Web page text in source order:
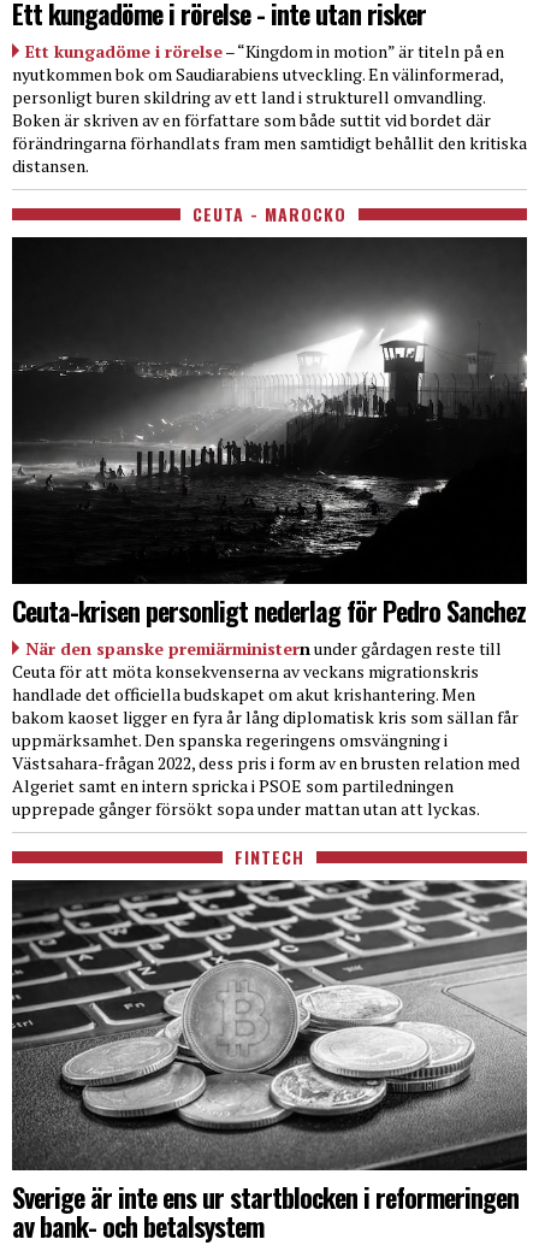
Ett kungadöme i rörelse - inte utan risker
Ett kungadöme i rörelse– “Kingdom in motion” är titeln på en
nyutkommen bok om Saudiarabiens utveckling. En välinformerad,
personligt buren skildring av ett land i strukturell omvandling.
Boken är skriven av en författare som både suttit vid bordet där
förändringarna förhandlats fram men samtidigt behållit den kritiska
distansen.
CEUTA - MAROCKO
Ceuta-krisen personligt nederlag för Pedro Sanchez
När den spanske premiärministernunder gårdagen reste till
Ceuta för att möta konsekvenserna av veckans migrationskris
handlade det officiella budskapet om akut krishantering. Men
bakom kaoset ligger en fyra år lång diplomatisk kris som sällan får
uppmärksamhet. Den spanska regeringens omsvängning i
Västsahara-frågan 2022, dess pris i form av en brusten relation med
Algeriet samt en intern spricka i PSOE som partiledningen
upprepade gånger försökt sopa under mattan utan att lyckas.
FINTECH
Sverige är inte ens ur startblocken i reformeringen
av bank- och betalsystem